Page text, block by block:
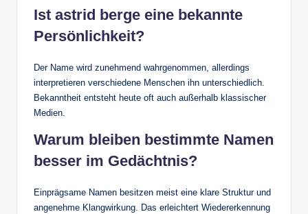
Ist astrid berge eine bekannte
Persönlichkeit?
Der Name wird zunehmend wahrgenommen, allerdings
interpretieren verschiedene Menschen ihn unterschiedlich.
Bekanntheit entsteht heute oft auch außerhalb klassischer
Medien.
Warum bleiben bestimmte Namen
besser im Gedächtnis?
Einprägsame Namen besitzen meist eine klare Struktur und
angenehme Klangwirkung. Das erleichtert Wiedererkennung